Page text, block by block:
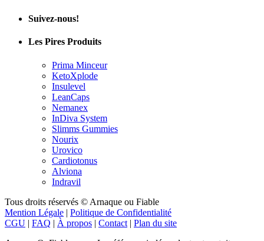
Suivez-nous!
Les Pires Produits
Prima Minceur
KetoXplode
Insulevel
LeanCaps
Nemanex
InDiva System
Slimms Gummies
Nourix
Urovico
Cardiotonus
Alviona
Indravil
Tous droits réservés © Arnaque ou Fiable
Mention Légale | Politique de Confidentialité
CGU | FAQ | À propos | Contact | Plan du site